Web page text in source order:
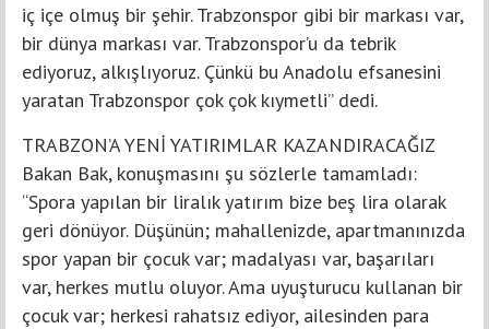
iç içe olmuş bir şehir. Trabzonspor gibi bir markası var,
bir dünya markası var. Trabzonspor’u da tebrik
ediyoruz, alkışlıyoruz. Çünkü bu Anadolu efsanesini
yaratan Trabzonspor çok çok kıymetli” dedi.
TRABZON’A YENİ YATIRIMLAR KAZANDIRACAĞIZ
Bakan Bak, konuşmasını şu sözlerle tamamladı:
“Spora yapılan bir liralık yatırım bize beş lira olarak
geri dönüyor. Düşünün; mahallenizde, apartmanınızda
spor yapan bir çocuk var; madalyası var, başarıları
var, herkes mutlu oluyor. Ama uyuşturucu kullanan bir
çocuk var; herkesi rahatsız ediyor, ailesinden para